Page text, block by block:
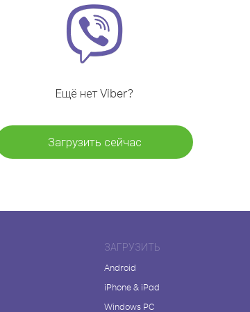
Ещё нет Viber?
Загрузить сейчас
ЗАГРУЗИТЬ
Android
iPhone & iPad
Windows PC